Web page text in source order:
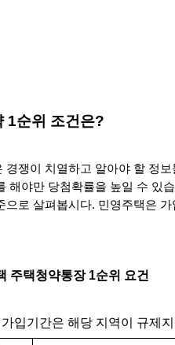
1순위 조건은?
경쟁이 치열하고 알아야 할 정
해야만 당첨확률을 높일 수 있
으로 살펴봅시다. 민영주택은
주택청약통장 1순위 요건
가입기간은 해당 지역이 규제